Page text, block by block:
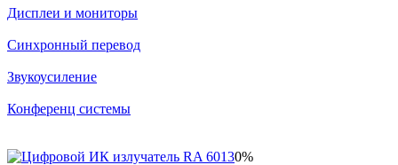
Дисплеи и мониторы
Синхронный перевод
Звукоусиление
Конференц системы
0%